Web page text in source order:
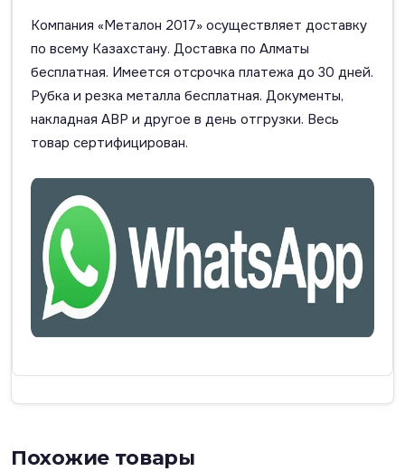
Компания «Металон 2017» осуществляет доставку
по всему Казахстану. Доставка по Алматы
бесплатная. Имеется отсрочка платежа до 30 дней.
Рубка и резка металла бесплатная. Документы,
накладная АВР и другое в день отгрузки. Весь
товар сертифицирован.
Похожие товары